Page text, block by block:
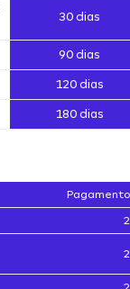
30 dias
90 dias
120 dias
180 dias